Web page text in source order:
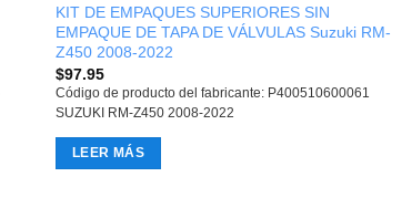
KIT DE EMPAQUES SUPERIORES SIN
EMPAQUE DE TAPA DE VÁLVULAS Suzuki RM-
Z450 2008-2022
$97.95
Código de producto del fabricante: P400510600061
SUZUKI RM-Z450 2008-2022
LEER MÁS